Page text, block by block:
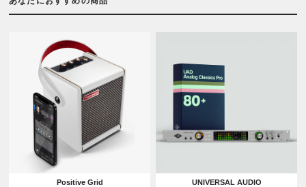
Positive Grid
UNIVERSAL AUDIO